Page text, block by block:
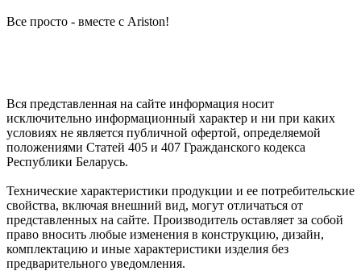
Все просто - вместе с Ariston!
Вся представленная на сайте информация носит
исключительно информационный характер и ни при каких
условиях не является публичной офертой, определяемой
положениями Статей 405 и 407 Гражданского кодекса
Республики Беларусь.
Технические характеристики продукции и ее потребительские
свойства, включая внешний вид, могут отличаться от
представленных на сайте. Производитель оставляет за собой
право вносить любые изменения в конструкцию, дизайн,
комплектацию и иные характеристики изделия без
предварительного уведомления.